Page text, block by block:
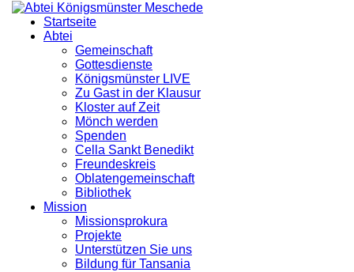
Startseite
Abtei
Gemeinschaft
Gottesdienste
Königsmünster LIVE
Zu Gast in der Klausur
Kloster auf Zeit
Mönch werden
Spenden
Cella Sankt Benedikt
Freundeskreis
Oblatengemeinschaft
Bibliothek
Mission
Missionsprokura
Projekte
Unterstützen Sie uns
Bildung für Tansania